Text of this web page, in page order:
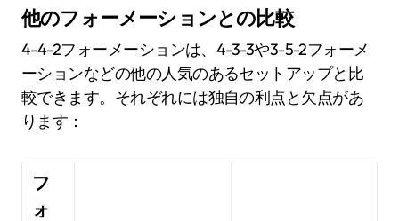
他のフォーメーションとの比較
4-4-2フォーメーションは、4-3-3や3-5-2フォーメ
ーションなどの他の人気のあるセットアップと比
較できます。それぞれには独自の利点と欠点があ
ります：
フ
ォ